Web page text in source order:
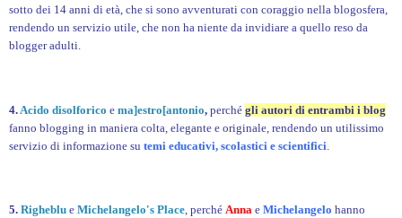
sotto dei 14 anni di età, che si sono avventurati con coraggio nella blogosfera,
rendendo un servizio utile, che non ha niente da invidiare a quello reso da
blogger adulti.
4. Acido disolforico e ma]estro[antonio, perché gli autori di entrambi i blog
fanno blogging in maniera colta, elegante e originale, rendendo un utilissimo
servizio di informazione su temi educativi, scolastici e scientifici
5. Righeblu e Michelangelo's Place, perché Anna e Michelangelo hanno